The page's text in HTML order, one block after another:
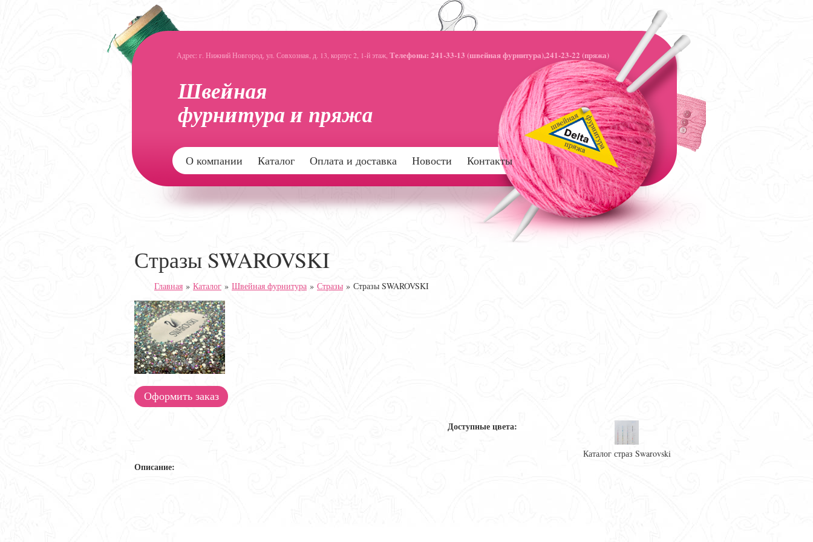
Адрес: г. Нижний Новгород, ул. Совхозная, д. 13, корпус 2, 1-й этаж, Телефоны: 241-33-13 (швейная фурнитура),241-23-22 (пряжа)
О компании Каталог Оплата и доставка Новости Контакты
Стразы SWAROVSKI
Главная » Каталог » Швейная фурнитура » Стразы » Стразы SWAROVSKI
Оформить заказ
Доступные цвета:
Каталог страз Swarovski
Описание: